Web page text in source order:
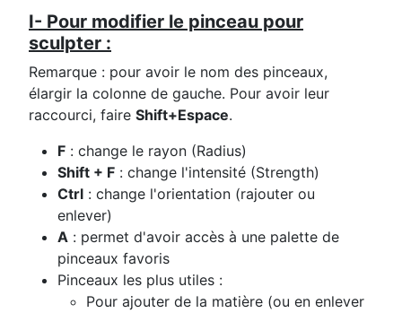
I- Pour modifier le pinceau pour
sculpter :
Remarque : pour avoir le nom des pinceaux,
élargir la colonne de gauche. Pour avoir leur
raccourci, faire Shift+Espace.
F : change le rayon (Radius)
Shift + F : change l'intensité (Strength)
Ctrl : change l'orientation (rajouter ou
enlever)
A : permet d'avoir accès à une palette de
pinceaux favoris
Pinceaux les plus utiles :
Pour ajouter de la matière (ou en enlever